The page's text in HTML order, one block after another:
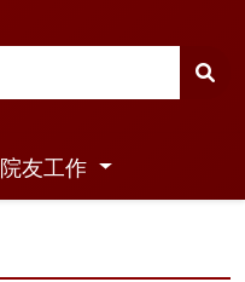
院友工作